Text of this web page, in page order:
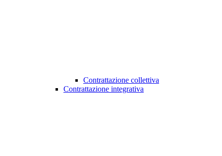
Contrattazione collettiva
Contrattazione integrativa